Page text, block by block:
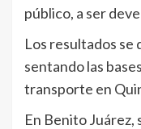
público, a ser
Los resultados se
sentando las
transporte en
En Benito Juárez,